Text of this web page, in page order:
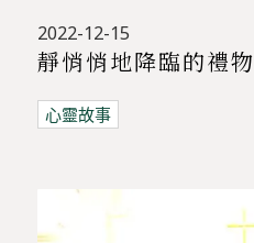
2022-12-15
靜悄悄地降臨的禮物
心靈故事